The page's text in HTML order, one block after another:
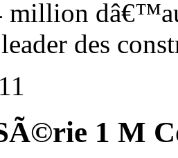
million
des
1 M